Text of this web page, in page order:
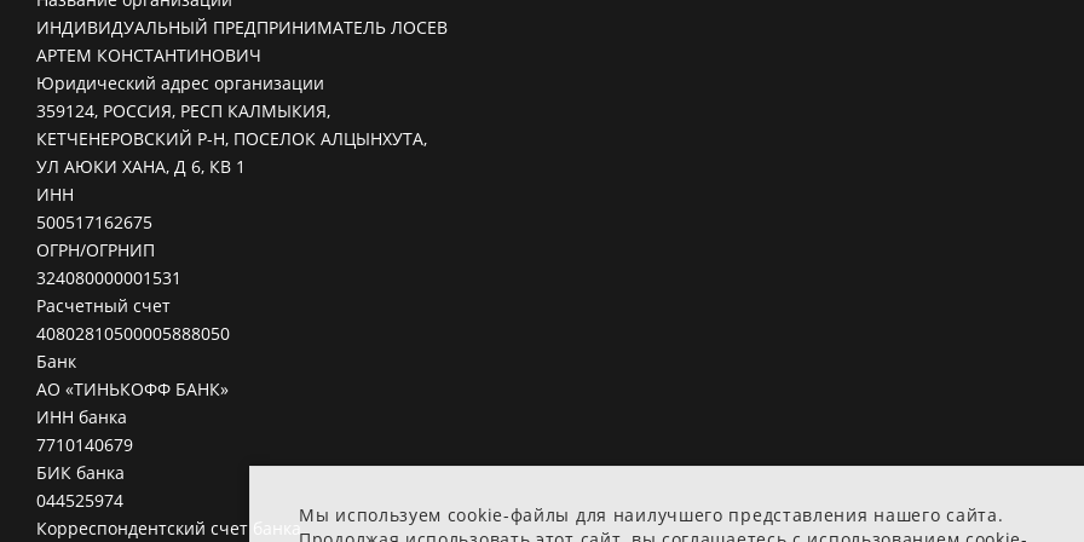
Мы используем cookie-файлы для наилучшего представления нашего сайта.
ИНДИВИДУАЛЬНЫЙ ПРЕДПРИНИМАТЕЛЬ ЛОСЕВ
АРТЕМ КОНСТАНТИНОВИЧ
Юридический адрес организации
359124, РОССИЯ, РЕСП КАЛМЫКИЯ,
КЕТЧЕНЕРОВСКИЙ Р-Н, ПОСЕЛОК АЛЦЫНХУТА,
УЛ АЮКИ ХАНА, Д 6, КВ 1
ИНН
500517162675
ОГРН/ОГРНИП
324080000001531
Расчетный счет
40802810500005888050
Банк
АО «ТИНЬКОФФ БАНК»
ИНН банка
7710140679
БИК банка
044525974
Корреспондентский счет банка